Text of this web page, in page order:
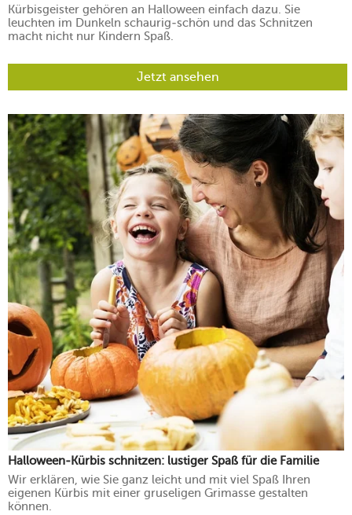
Kürbisgeister gehören an Halloween einfach dazu. Sie
leuchten im Dunkeln schaurig-schön und das Schnitzen
macht nicht nur Kindern Spaß.
Jetzt ansehen
Halloween-Kürbis schnitzen: lustiger Spaß für die Familie
Wir erklären, wie Sie ganz leicht und mit viel Spaß Ihren
eigenen Kürbis mit einer gruseligen Grimasse gestalten
können.